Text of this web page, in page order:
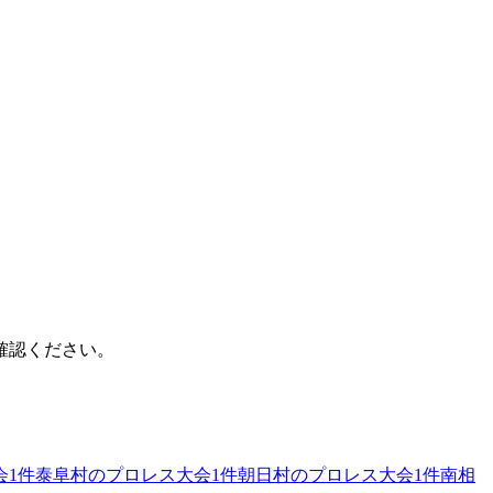
ください。
1件泰阜村のプロレス大会1件朝日村のプロレス大会1件南相